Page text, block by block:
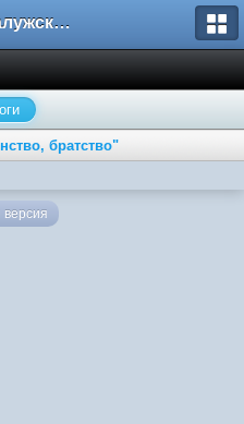
Блоги Калужского перекрестка
братство"